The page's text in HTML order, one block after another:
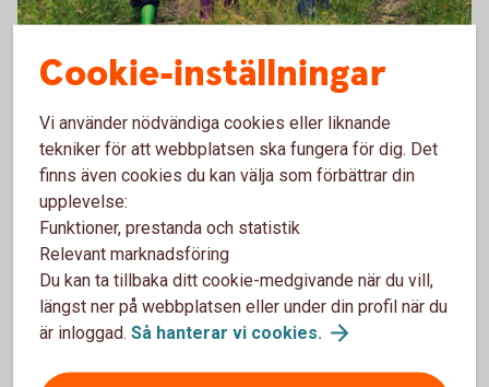
Fullmakt för förening
Fyll i fullmakten digitalt innan du skriver ut den och skriver
under.
Fullmakt för förening
Cookie-inställningar
Vi använder nödvändiga cookies eller liknande
tekniker för att webbplatsen ska fungera för dig. Det
finns även cookies du kan välja som förbättrar din
upplevelse:
Funktioner, prestanda och statistik
Relevant marknadsföring
Du kan ta tillbaka ditt cookie-medgivande när du vill,
längst ner på webbplatsen eller under din profil när du
är inloggad. Så hanterar vi cookies.